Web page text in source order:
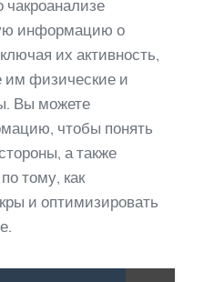
чакроанализе
информацию о
их активность,
им физические и
Вы можете
чтобы понять
а также
тому, как
и оптимизировать